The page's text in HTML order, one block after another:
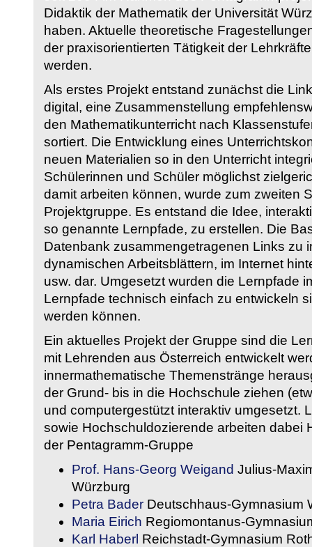
Didaktik der Mathematik der Universität
haben. Aktuelle theoretische
der praxisorientierten Tätigkeit der
werden.
Als erstes Projekt entstand zunächst die
digital, eine Zusammenstellung
den Mathematikunterricht nach
sortiert. Die Entwicklung eines
neuen Materialien so in den Unterricht
Schülerinnen und Schüler möglichst
damit arbeiten können, wurde zum zweiten
Projektgruppe. Es entstand die Idee,
so genannte Lernpfade, zu erstellen. Die
Datenbank zusammengetragenen Links zu
dynamischen Arbeitsblättern, im Internet
usw. dar. Umgesetzt wurden die Lernpfade
Lernpfade technisch einfach zu entwickeln
werden können.
Ein aktuelles Projekt der Gruppe sind die
mit Lehrenden aus Österreich entwickelt
innermathematische Themenstränge
der Grund- bis in die Hochschule ziehen
und computergestützt interaktiv umgesetzt.
sowie Hochschuldozierende arbeiten dabei
der Pentagramm-Gruppe
Prof. Hans-Georg Weigand Julius-
Würzburg
Petra Bader Deutschhaus-Gymnasium
Maria Eirich Regiomontanus-
Karl Haberl Reichstadt-Gymnasium